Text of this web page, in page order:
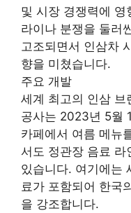
및 시장 경쟁력에
라이나 분쟁을 둘러
고조되면서 인삼차
향을 미쳤습니다.
주요 개발
세계 최고의 인삼 브
공사는 2023년 5월
카페에서 여름 메뉴
서도 정관장 음료 라
있습니다. 여기에는
료가 포함되어 한국
을 강조합니다.